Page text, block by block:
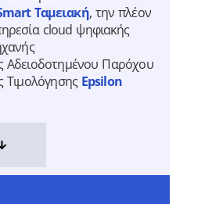
Ταμειακή, την πλέον
cloud ψηφιακής
Αδειοδοτημένου Παρόχου
Τιμολόγησης Epsilon